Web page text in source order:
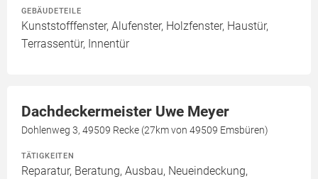
GEBÄUDETEILE
Kunststofffenster, Alufenster, Holzfenster, Haustür,
Terrassentür, Innentür
Dachdeckermeister Uwe Meyer
Dohlenweg 3, 49509 Recke (27km von 49509 Emsbüren)
TÄTIGKEITEN
Reparatur, Beratung, Ausbau, Neueindeckung,